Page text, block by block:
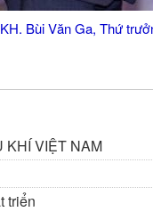
Bùi Văn Ga, Thứ
KHÍ VIỆT NAM
triển